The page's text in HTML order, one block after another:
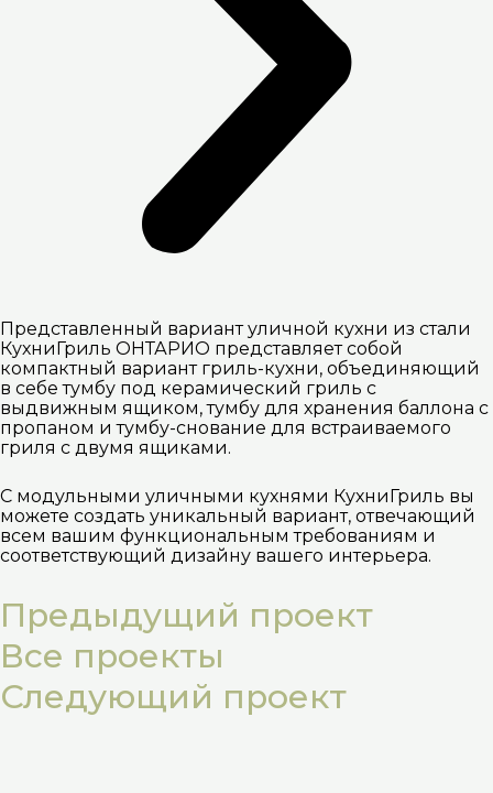
Представленный вариант уличной кухни из стали
КухниГриль ОНТАРИО представляет собой
компактный вариант гриль-кухни, объединяющий
в себе тумбу под керамический гриль с
выдвижным ящиком, тумбу для хранения баллона с
пропаном и тумбу-снование для встраиваемого
гриля с двумя ящиками.
С модульными уличными кухнями КухниГриль вы
можете создать уникальный вариант, отвечающий
всем вашим функциональным требованиям и
соответствующий дизайну вашего интерьера.
Предыдущий проект
Все проекты
Следующий проект